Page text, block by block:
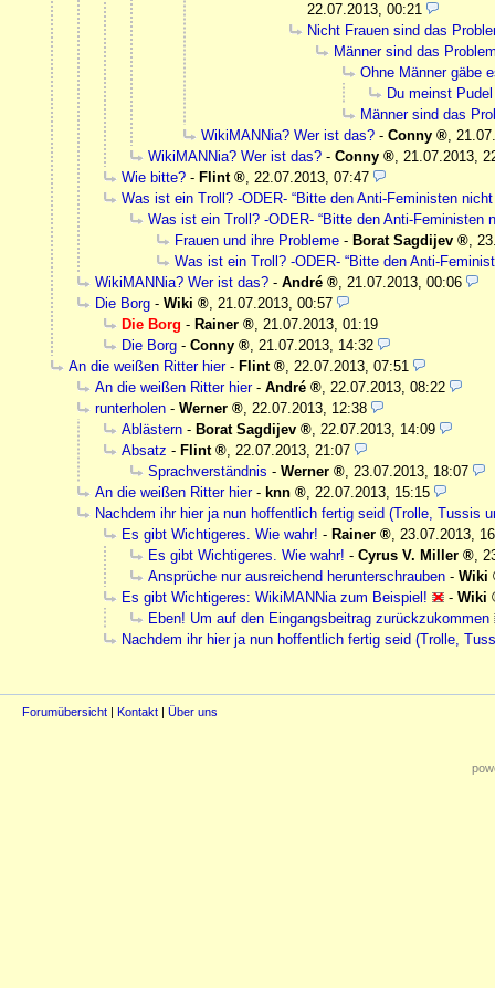
22.07.2013, 00:21
Nicht Frauen sind das
Männer sind das
Ohne Männer gäbe
Du meinst Pudel
Männer sind das
WikiMANNia? Wer ist das? - Conny ,
WikiMANNia? Wer ist das? - Conny , 21.07.2013,
Wie bitte? - Flint , 22.07.2013, 07:47
Was ist ein Troll? -ODER- “Bitte den Anti-Feministen nicht
Was ist ein Troll? -ODER- “Bitte den Anti-Feministen
Frauen und ihre Probleme - Borat Sagdijev ,
Was ist ein Troll? -ODER- “Bitte den Anti-
WikiMANNia? Wer ist das? - André , 21.07.2013, 00:06
Die Borg - Wiki , 21.07.2013, 00:57
Die Borg - Rainer , 21.07.2013, 01:19
Die Borg - Conny , 21.07.2013, 14:32
An die weißen Ritter hier- Flint , 22.07.2013, 07:51
An die weißen Ritter hier- André , 22.07.2013, 08:22
runterholen - Werner , 22.07.2013, 12:38
Ablästern - Borat Sagdijev , 22.07.2013, 14:09
Absatz - Flint , 22.07.2013, 21:07
Sprachverständnis - Werner , 23.07.2013, 18:07
An die weißen Ritter hier- knn , 22.07.2013, 15:15
Nachdem ihr hier ja nun hoffentlich fertig seid (Trolle, Tussis
Es gibt Wichtigeres. Wie wahr! - Rainer , 23.07.2013,
Es gibt Wichtigeres. Wie wahr! - Cyrus V. Miller ,
Ansprüche nur ausreichend herunterschrauben - Wiki
Es gibt Wichtigeres: WikiMANNia zum Beispiel!
- Wiki
Eben! Um auf den Eingangsbeitrag zurückzukommen
Nachdem ihr hier ja nun hoffentlich fertig seid (Trolle,
Forumübersicht | Kontakt | Über uns